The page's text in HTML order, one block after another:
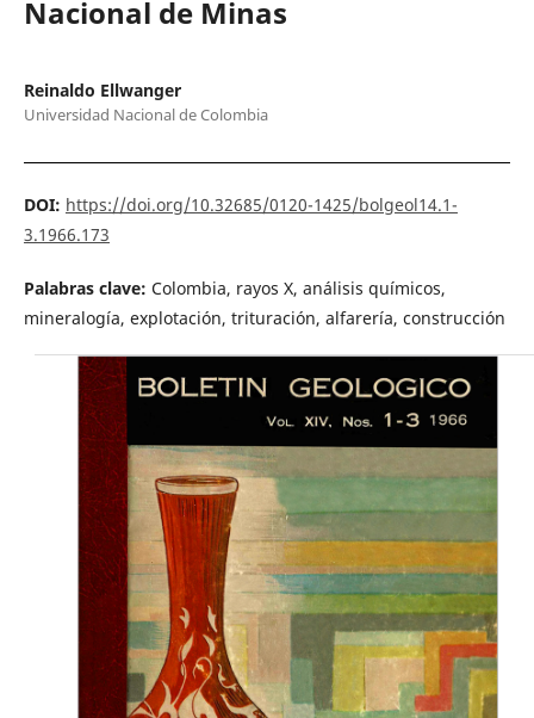
Nacional de Minas
Reinaldo Ellwanger
Universidad Nacional de Colombia
DOI: https://doi.org/10.32685/0120-1425/bolgeol14.1-
3.1966.173
Palabras clave: Colombia, rayos X, análisis químicos,
mineralogía, explotación, trituración, alfarería, construcción